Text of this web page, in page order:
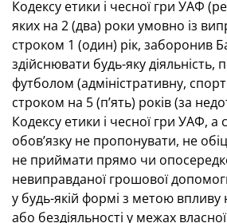
Кодексу етики і чесної гри УАФ
яких на 2 (два) роки умовно із
строком 1 (один) рік, заборонив
здійснювати будь-яку діяльність,
футболом (адміністративну,
строком на 5 (п’ять) років (за
Кодексу етики і чесної гри УАФ,
обов’язку не пропонувати, не
не приймати прямо чи
невиправданої грошової
у будь-якій формі з метою впливу
або бездіяльності у межах